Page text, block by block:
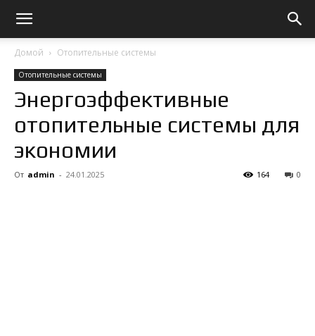
Домой Отопительные системы
Отопительные системы
Энергоэффективные
отопительные системы для
экономии
От admin - 24.01.2025 0
164